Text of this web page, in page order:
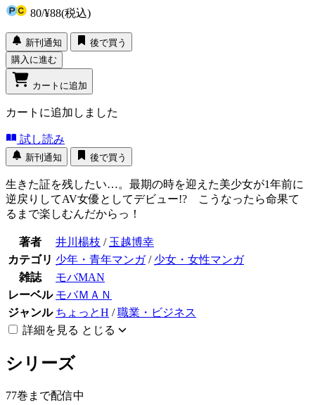
80/¥88(税込)
新刊通知
後で買う
購入に進む
カートに追加
カートに追加しました
試し読み
新刊通知 後で買う
生きた証を残したい…。最期の時を迎えた美少女が1年前に
逆戻りしてAV女優としてデビュー!? こうなったら命果て
るまで楽しむんだからっ！
著者 井川楊枝 / 玉越博幸
カテゴリ 少年・青年マンガ/ 少女・女性マンガ
雑誌
モバMAN
レーベル モバＭＡＮ
ジャンル ちょっとH /職業・ビジネス
詳細を見る とじる
シリーズ
77巻まで配信中